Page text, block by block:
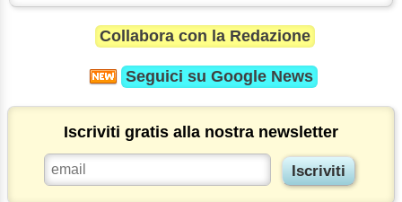
Collabora con la Redazione
Seguici su Google News
Iscriviti gratis alla nostra newsletter